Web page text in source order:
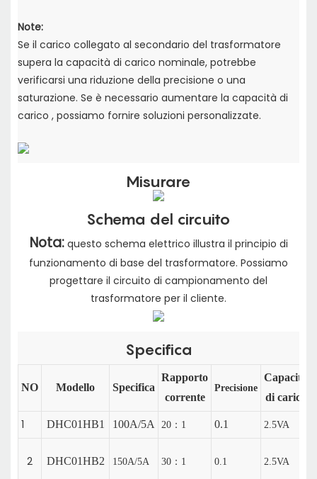
Note:
Se il carico collegato al secondario del trasformatore
supera la capacità di carico nominale, potrebbe
verificarsi una riduzione della precisione o una
saturazione. Se è necessario aumentare la capacità di
carico , possiamo fornire soluzioni personalizzate.
Misurare
Schema del circuito
Nota:questo schema elettrico illustra il principio di
funzionamento di base del trasformatore. Possiamo
progettare il circuito di campionamento del
trasformatore per il cliente.
Specifica
NO Modello Specifica
Rapporto
corrente
Precisione
Capacità
di carico
1 DHC01HB1 100A/5A 20：1 0.1 2.5VA
2 DHC01HB2 150A/5A 30：1 0.1 2.5VA